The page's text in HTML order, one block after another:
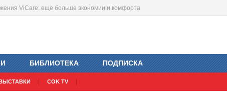
ViCare: еще больше экономии и комфорта
ВЫСТАВКИ COK TV
БИБЛИОТЕКА ПОДПИСКА
и ветераны машиностроительной отрасли!
профессиональным праздником!
вентилятором НЕВАТОМ